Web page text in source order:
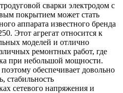
сварки электродом с
покрытием может стать
аппарата известного бренда
Этот агрегат относится к
моделей и отлично
ремонтных работ, где
при небольшой мощности.
обеспечивает довольно
стабильность
сетевого напряжения и